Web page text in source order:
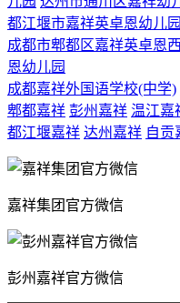
都江堰市嘉祥英卓恩幼儿园
成都市郫都区嘉祥英卓恩
恩幼儿园
成都嘉祥外国语学校(中学)
郫都嘉祥 彭州嘉祥 温江嘉
都江堰嘉祥 达州嘉祥 自贡
嘉祥集团官方微信
彭州嘉祥官方微信